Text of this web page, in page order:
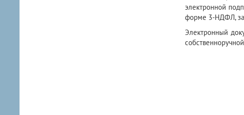
электронной
форме 3-НДФЛ,
Электронный